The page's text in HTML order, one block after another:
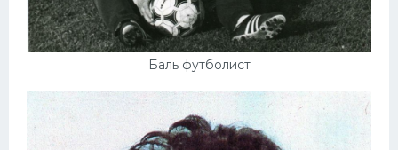
Баль футболист
Футбол
Баскетбол
Велогонки
Конькобежный спорт